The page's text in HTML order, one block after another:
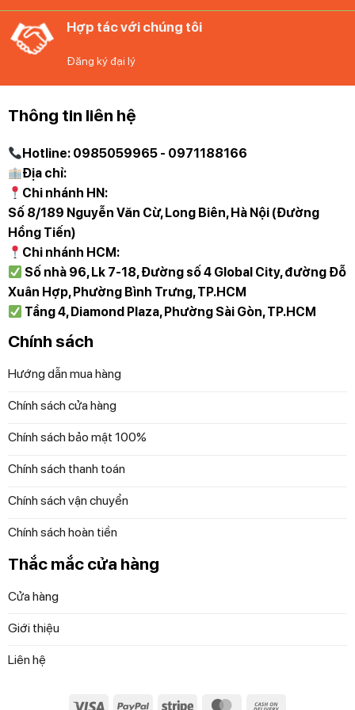
Trực tiếp qua Hotline 097 118 81 66 để được trải
nghiệm và nhân viên hỗ trợ thông tin tốt nhất.
Diệp Anh – Hàng Đức
những sản phẩm gia dụng chính hãng, độc quyền
và mới nhất với những cam kết 100% chất lượng
Hợp tác với chúng tôi
Đăng ký đại lý
Thông tin liên hệ
Hotline: 0985059965 - 0971188166
Địa chỉ:
Chi nhánh HN:
Số 8/189 Nguyễn Văn Cừ, Long Biên, Hà Nội (Đường
Hồng Tiến)
Chi nhánh HCM:
Số nhà 96, Lk 7-18, Đường số 4 Global City, đường Đỗ
Xuân Hợp, Phường Bình Trưng, TP.HCM
Tầng 4, Diamond Plaza, Phường Sài Gòn, TP.HCM
Chính sách
Hướng dẫn mua hàng
Chính sách cửa hàng
Chính sách bảo mật 100%
Chính sách thanh toán
Chính sách vận chuyển
Chính sách hoàn tiền
Thắc mắc cửa hàng
Cửa hàng
Giới thiệu
Liên hệ
Visa PayPal Stripe MasterCard